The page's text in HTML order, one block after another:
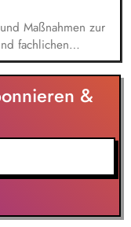
Maßnahmen zur
fachlichen
Beratung,
und
der öffentlichen
des
u.ä.
&